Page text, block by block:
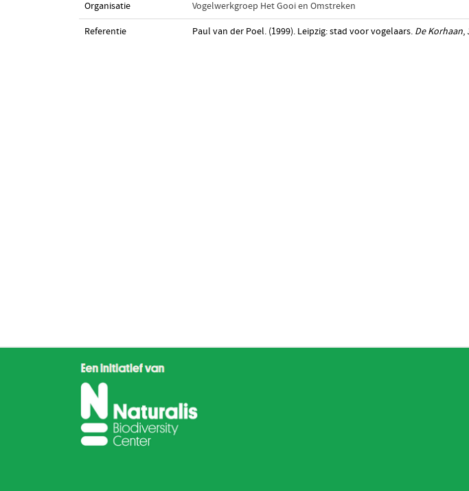
Organisatie Vogelwerkgroep Het Gooi en Omstreken
Referentie Paul van der Poel. (1999). Leipzig: stad voor vogelaars. De Korhaan,